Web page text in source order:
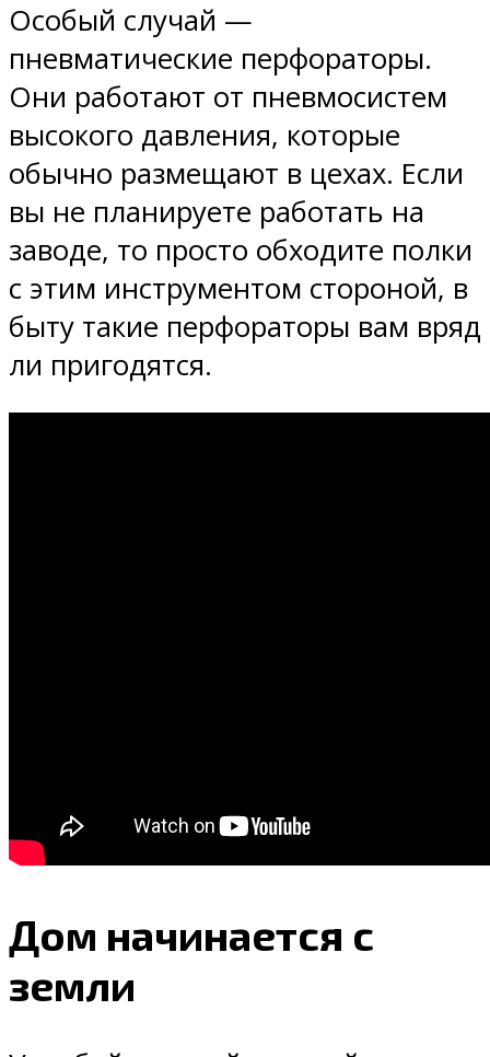
Особый случай —
пневматические перфораторы.
Они работают от пневмосистем
высокого давления, которые
обычно размещают в цехах. Если
вы не планируете работать на
заводе, то просто обходите полки
с этим инструментом стороной, в
быту такие перфораторы вам вряд
ли пригодятся.
Дом начинается с
земли